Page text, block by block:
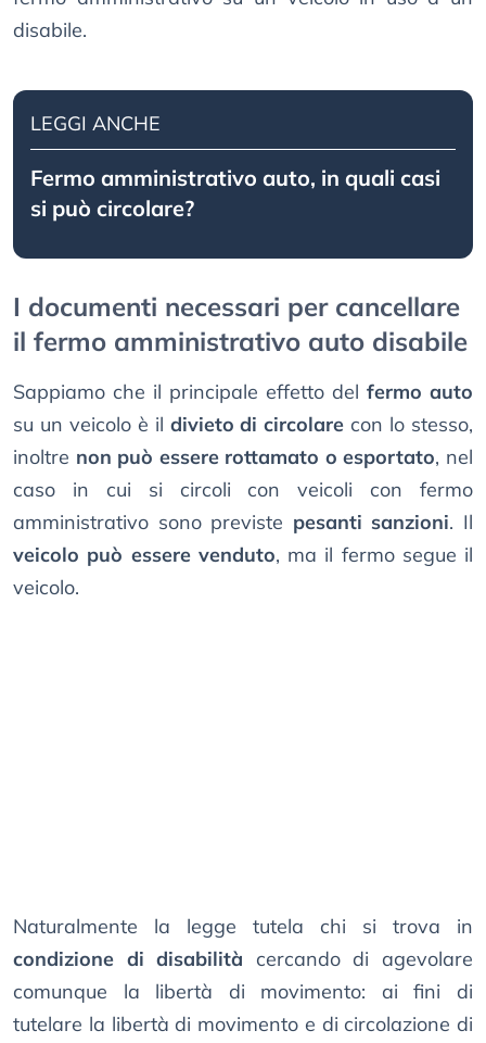
disabile.
LEGGI ANCHE
Fermo amministrativo auto, in quali casi
si può circolare?
I documenti necessari per cancellare
il fermo amministrativo auto disabile
Sappiamo che il principale effetto del fermo auto
su un veicolo è il divieto di circolare con lo stesso,
inoltre non può essere rottamato o esportato, nel
caso in cui si circoli con veicoli con fermo
amministrativo sono previste pesanti sanzioni. Il
veicolo può essere venduto, ma il fermo segue il
veicolo.
Naturalmente la legge tutela chi si trova in
condizione di disabilità cercando di agevolare
comunque la libertà di movimento: ai fini di
tutelare la libertà di movimento e di circolazione di